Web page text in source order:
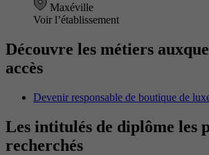
Maxéville
Voir l’établissement
Découvre les métiers
accès
Devenir responsable de boutique de
Les intitulés de diplôme les
recherchés